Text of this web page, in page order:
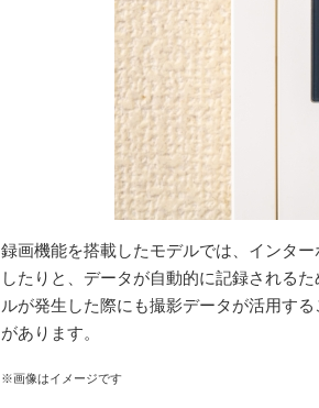
録画機能を搭載したモデルでは、インタ
したりと、データが自動的に記録される
ルが発生した際にも撮影データが活用す
があります。
※画像はイメージです